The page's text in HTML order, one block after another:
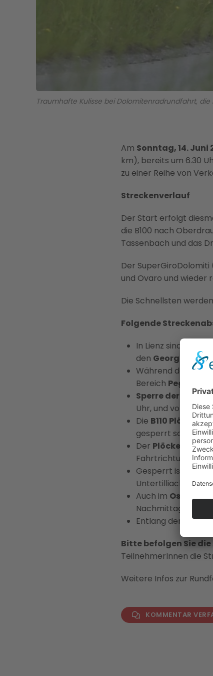
Traumhafte Kulisse bei Dolomitenradrundfahrt,
Am Sonntag, 14. Juni
km), bereits um 6.30
zu einer Reihe von
Streckenverlauf
Der Start erfolgt
die B100 nach
Tassenbach und das
Der
und Ovaro und wieder
Die Schnellsten
Folgende
In Lienz sind am 14.
den Georg-
Während der
Bereich
Sperre der B100
Uhr, und von 9.30
Die B110
gesperrt sowie von
Der Plöckenpass
Fahrtrichtungen
Gesperrt ist am
Untertilliach von
Auch im
Nachmittag
Entlang der
Bitte befolgen Sie
TeilnehmerInnen die
Weitere Infos zur
KOMMENTAR